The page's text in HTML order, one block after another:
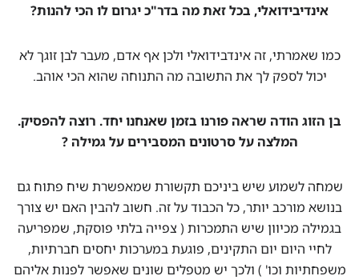
אינדיבידואלי, בכל זאת מה בדר"כ יגרום לו הכי להנות?
כמו שאמרתי, זה אינדבידואלי ולכן אף אדם, מעבר לבן זוגך לא
יכול לספק לך את התשובה מה התנוחה שהוא הכי אוהב.
בן הזוג הודה שראה פורנו בזמן שאנחנו יחד. רוצה להפסיק.
המלצה על סרטונים המסבירים על גמילה ?
שמחה לשמוע שיש ביניכם תקשורת שמאפשרת שיח פתוח גם
בנושא מורכב יותר, כל הכבוד על זה. חשוב להבין האם יש צורך
בגמילה מכיוון שיש התמכרות ( צפייה בלתי פוסקת, שמפריעה
לחיי היום יום התקינים, פוגעת במערכות יחסים חברתיות,
משפחתיות וכו' ) ולכך יש מטפלים שונים שאפשר לפנות אליהם